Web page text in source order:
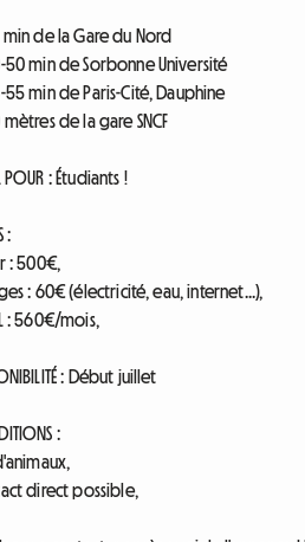
de la Gare du Nord
min de Sorbonne Université
min de Paris-Cité, Dauphine
de la gare SNCF
POUR : Étudiants !
:
: 500€,
: 60€ (électricité, eau, internet...),
: 560€/mois,
: Début juillet
:
direct possible,